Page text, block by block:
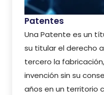
Patentes
Una Patente es un
su titular el derecho
tercero la
invención sin su
años en un territorio